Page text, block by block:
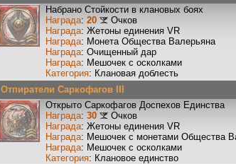
Набрано Стойкости в клановых боях
Награда: 20
Очков
Награда: Жетоны единения VR
Награда: Монета Общества Валерьяна
Награда: Очищенный дар
Награда: Мешочек с осколками
Категория: Клановая доблесть
Отпиратели Саркофагов III
Открыто Саркофагов Доспехов Единства
Награда: 30
Очков
Награда: Жетоны единения VR
Награда: Мешочек с монетами Общества
Награда: Мешочек с осколками
Категория: Клановое единство